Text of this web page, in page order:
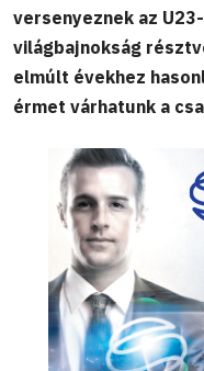
versenyeznek az
világbajnokság
elmúlt évekhez
érmet várhatunk a